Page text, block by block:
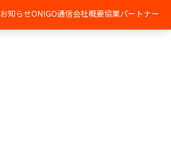
お知らせONIGO通信会社概要協業パートナー